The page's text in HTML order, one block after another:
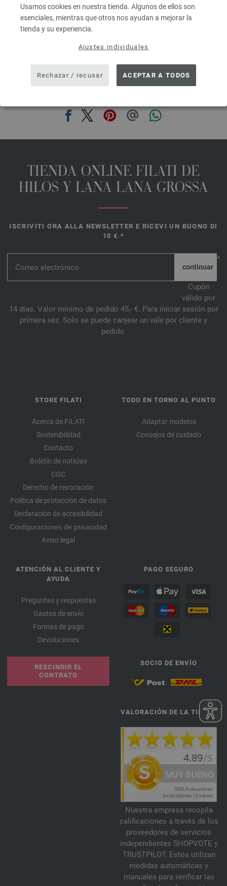
Usamos cookies en nuestra tienda. Algunos de ellos son
esenciales, mientras que otros nos ayudan a mejorar la
tienda y su experiencia.
Ajustes individuales
Rechazar / recusar ACEPTAR A TODOS
7,80 $
IVA no incluido, más gastos de envío, Precio base: 133,60 € / kg
prev
TIENDA ONLINE FILATI DE
HILOS Y LANA LANA GROSSA
ISCRIVITI ORA ALLA NEWSLETTER E RICEVI UN BUONO DI
10 €.*
*
Cupón
válido por
14 días. Valor mínimo de pedido 45,- €. Para iniciar sesión por
primera vez. Solo se puede canjear un vale por cliente y
pedido.
STORE FILATI
Acerca de FILATI
Sostenibilidad
Contacto
Boletín de noticias
CGC
Derecho de revocación
Política de protección de datos
Declaración de accesibilidad
Configuraciones de privacidad
Aviso legal
TODO EN TORNO AL PUNTO
Adaptar modelos
Consejos de cuidado
ATENCIÓN AL CLIENTE Y
AYUDA
Preguntas y respuestas
Gastos de envío
Formas de pago
Devoluciones
RESCINDIR EL
CONTRATO
PAGO SEGURO
SOCIO DE ENVÍO
VALORACIÓN DE LA TIENDA
Nuestra empresa recopila
calificaciones a través de los
proveedores de servicios
independientes SHOPVOTE y
TRUSTPILOT. Estos utilizan
medidas automáticas y
manuales para verificar las